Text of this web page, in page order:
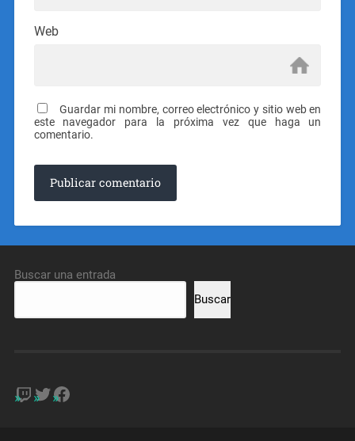
Web
Guardar mi nombre, correo electrónico y sitio web en
este navegador para la próxima vez que haga un
comentario.
Buscar una entrada
Buscar